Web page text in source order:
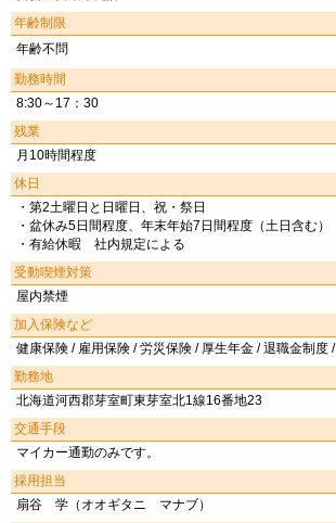
年齢制限
年齢不問
勤務時間
8:30～17：30
残業
月10時間程度
休日
・第2土曜日と日曜日、祝・祭日
・盆休み5日間程度、年末年始7日間程度（土日含む）
・有給休暇 社内規定による
受動喫煙対策
屋内禁煙
加入保険など
健康保険 / 雇用保険 / 労災保険 / 厚生年金 / 退職金制度 /
勤務地
北海道河西郡芽室町東芽室北1線16番地23
交通手段
マイカー通勤のみです。
採用担当
扇谷 学（オオギタニ マナブ）